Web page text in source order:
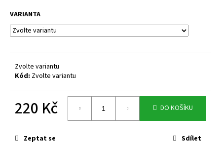
VARIANTA
Zvolte variantu
Kód: Zvolte variantu
220 Kč
cena:
DO KOŠÍKU
Zeptat se Sdílet
D
o
p
č
e
m